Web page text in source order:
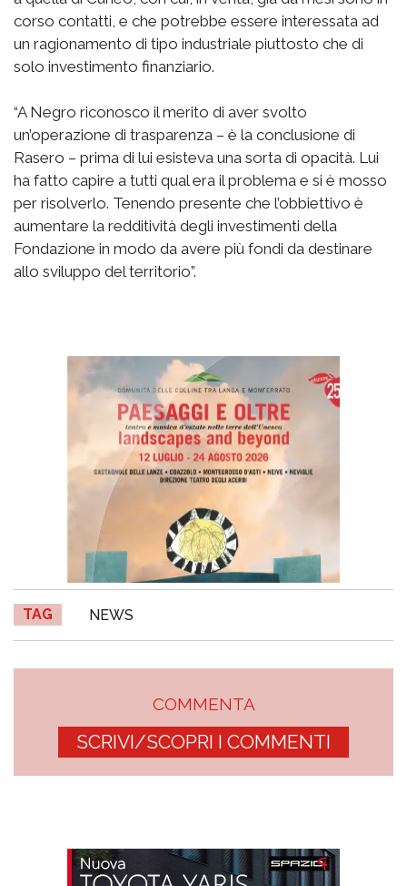
corso contatti, e che potrebbe essere interessata ad
un ragionamento di tipo industriale piuttosto che di
solo investimento finanziario.
“A Negro riconosco il merito di aver svolto
un’operazione di trasparenza – è la conclusione di
Rasero – prima di lui esisteva una sorta di opacità. Lui
ha fatto capire a tutti qual era il problema e si è mosso
per risolverlo. Tenendo presente che l’obbiettivo è
aumentare la redditività degli investimenti della
Fondazione in modo da avere più fondi da destinare
allo sviluppo del territorio”.
TAG NEWS
COMMENTA
SCRIVI/SCOPRI I COMMENTI